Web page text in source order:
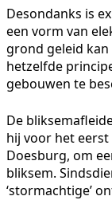
Desondanks is
een vorm van
grond geleid
hetzelfde
gebouwen te
De
hij voor het
Doesburg, om
bliksem.
‘stormachtige’